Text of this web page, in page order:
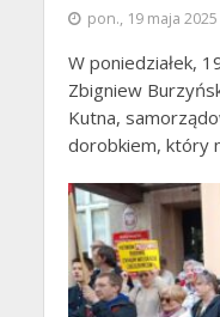
pon., 19 maja 2025
W poniedziałek,
Zbigniew
Kutna,
dorobkiem, który